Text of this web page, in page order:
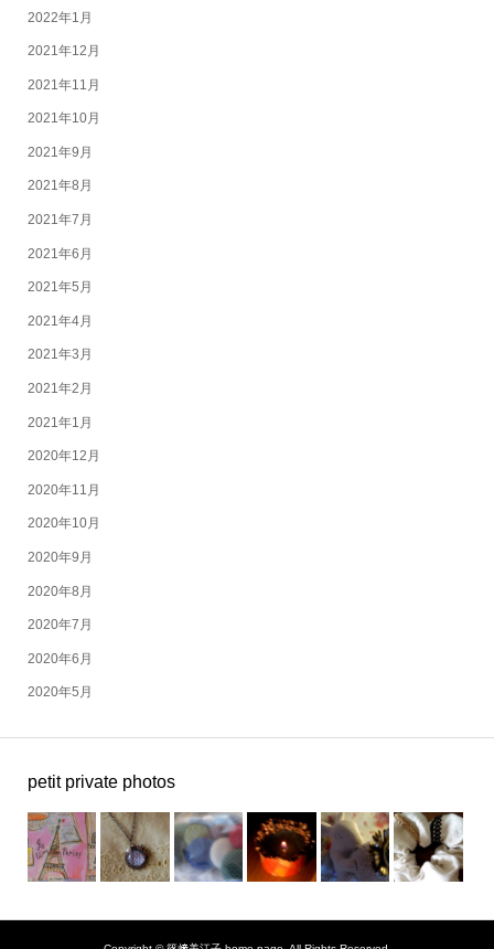
2022年1月
2021年12月
2021年11月
2021年10月
2021年9月
2021年8月
2021年7月
2021年6月
2021年5月
2021年4月
2021年3月
2021年2月
2021年1月
2020年12月
2020年11月
2020年10月
2020年9月
2020年8月
2020年7月
2020年6月
2020年5月
petit private photos